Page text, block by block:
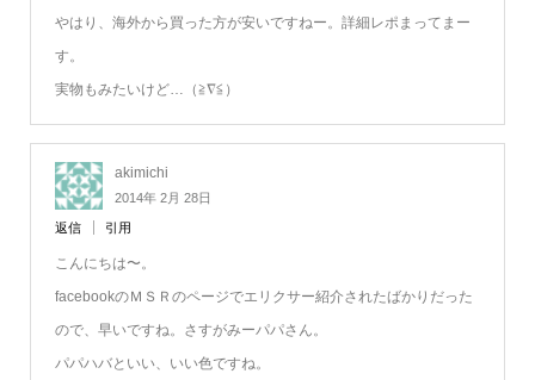
やはり、海外から買った方が安いですねー。詳細レポまってまー
す。
実物もみたいけど…（≧∇≦）
akimichi
2014年 2月 28日
返信 引用
こんにちは〜。
facebookのＭＳＲのページでエリクサー紹介されたばかりだった
ので、早いですね。さすがみーパパさん。
パパハバといい、いい色ですね。